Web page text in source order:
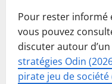
Pour rester informé
vous pouvez
discuter autour
stratégies Odin
pirate jeu de société